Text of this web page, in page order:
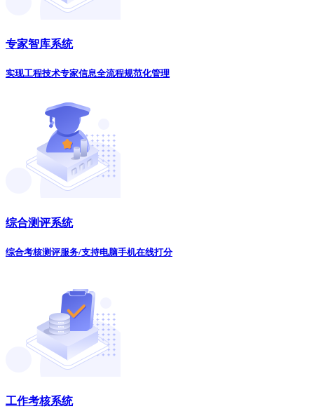
专家智库系统
实现工程技术专家信息全流程规范化管理
综合测评系统
综合考核测评服务/支持电脑手机在线打分
工作考核系统